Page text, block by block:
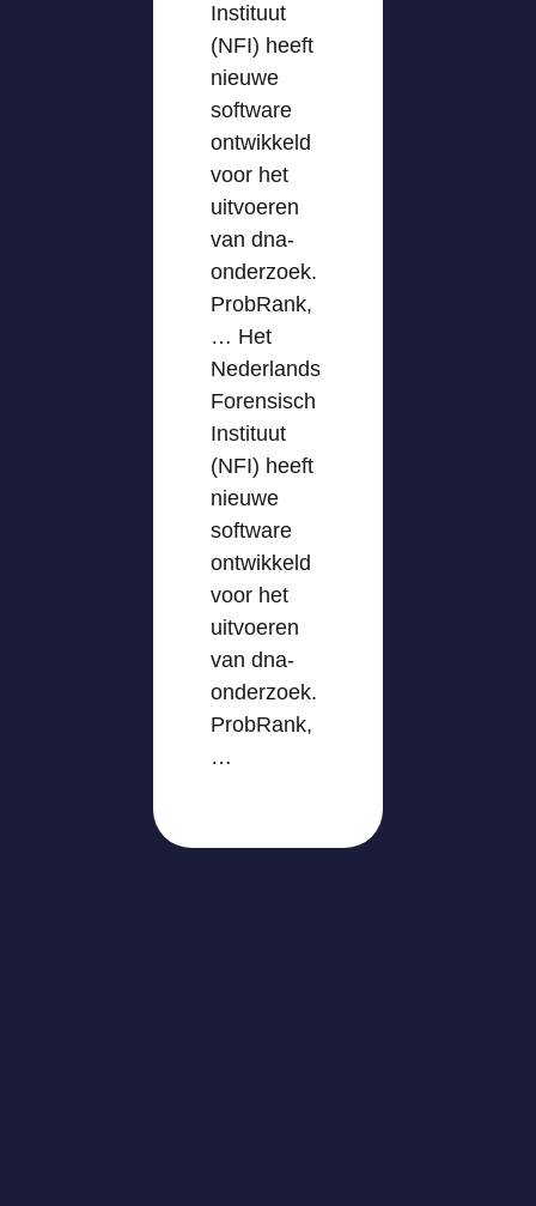
Instituut
(NFI) heeft
nieuwe
software
ontwikkeld
voor het
uitvoeren
van dna-
onderzoek.
ProbRank,
… Het
Nederlands
Forensisch
Instituut
(NFI) heeft
nieuwe
software
ontwikkeld
voor het
uitvoeren
van dna-
onderzoek.
ProbRank,
…